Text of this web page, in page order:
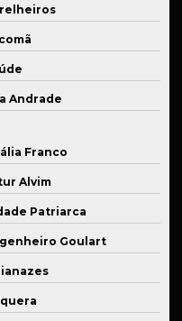
Andrade
Franco
Alvim
Patriarca
Goulart